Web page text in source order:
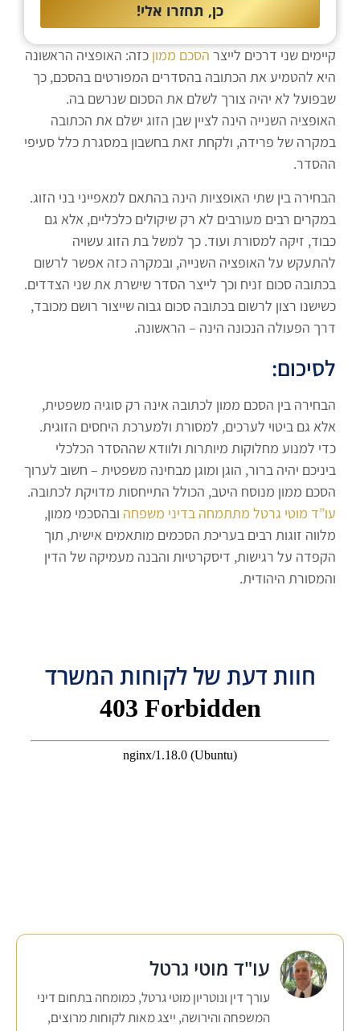
כן, תחזרו אלי!
קיימים שני דרכים לייצר הסכם ממון כזה: האופציה הראשונה
היא להטמיע את הכתובה בהסדרים המפורטים בהסכם, כך
שבפועל לא יהיה צורך לשלם את הסכום שנרשם בה.
האופציה השנייה הינה לציין שבן הזוג ישלם את הכתובה
במקרה של פרידה, ולקחת זאת בחשבון במסגרת כלל סעיפי
ההסדר.
הבחירה בין שתי האופציות הינה בהתאם למאפייני בני הזוג.
במקרים רבים מעורבים לא רק שיקולים כלכליים, אלא גם
כבוד, זיקה למסורת ועוד. כך למשל בת הזוג עשויה
להתעקש על האופציה השנייה, ובמקרה כזה אפשר לרשום
בכתובה סכום זניח וכך לייצר הסדר שישרת את שני הצדדים.
כשישנו רצון לרשום בכתובה סכום גבוה שייצור רושם מכובד,
דרך הפעולה הנכונה הינה – הראשונה.
לסיכום:
הבחירה בין הסכם ממון לכתובה אינה רק סוגיה משפטית,
אלא גם ביטוי לערכים, למסורת ולמערכת היחסים הזוגית.
כדי למנוע מחלוקות מיותרות ולוודא שההסדר הכלכלי
ביניכם יהיה ברור, הוגן ומוגן מבחינה משפטית – חשוב לערוך
הסכם ממון מנוסח היטב, הכולל התייחסות מדויקת לכתובה.
עו”ד מוטי גרטל מתתמחה בדיני משפחה ובהסכמי ממון,
מלווה זוגות רבים בעריכת הסכמים מותאמים אישית, תוך
הקפדה על רגישות, דיסקרטיות והבנה מעמיקה של הדין
והמסורת היהודית.
חוות דעת של לקוחות המשרד
עו"ד מוטי גרטל
עורך דין ונוטריון מוטי גרטל, כמומחה בתחום דיני
המשפחה והירושה, ייצג מאות לקוחות מרוצים,